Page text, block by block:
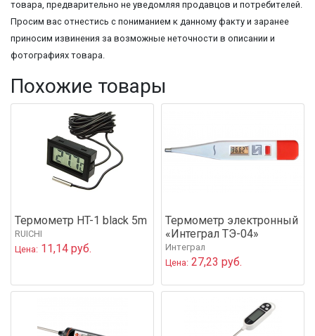
товара, предварительно не уведомляя продавцов и потребителей.
Просим вас отнестись с пониманием к данному факту и заранее
приносим извинения за возможные неточности в описании и
фотографиях товара.
Похожие товары
Термометр HT-1 black 5m
RUICHI
Цена: 11,14 руб.
Термометр электронный
«Интеграл ТЭ-04»
Интеграл
Цена: 27,23 руб.